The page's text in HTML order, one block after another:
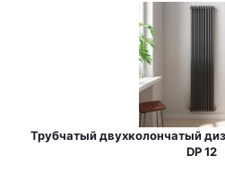
Трубчатый двухколончатый
DP 12